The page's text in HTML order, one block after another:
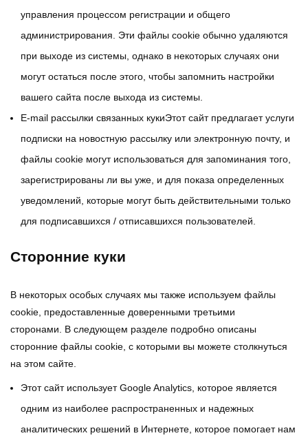
управления процессом регистрации и общего
администрирования. Эти файлы cookie обычно удаляются
при выходе из системы, однако в некоторых случаях они
могут остаться после этого, чтобы запомнить настройки
вашего сайта после выхода из системы.
E-mail рассылки связанных кукиЭтот сайт предлагает услуги
подписки на новостную рассылку или электронную почту, и
файлы cookie могут использоваться для запоминания того,
зарегистрированы ли вы уже, и для показа определенных
уведомлений, которые могут быть действительными только
для подписавшихся / отписавшихся пользователей.
Сторонние куки
В некоторых особых случаях мы также используем файлы
cookie, предоставленные доверенными третьими
сторонами. В следующем разделе подробно описаны
сторонние файлы cookie, с которыми вы можете столкнуться
на этом сайте.
Этот сайт использует Google Analytics, которое является
одним из наиболее распространенных и надежных
аналитических решений в Интернете, которое помогает нам